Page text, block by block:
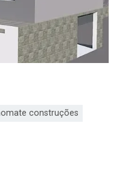
construções